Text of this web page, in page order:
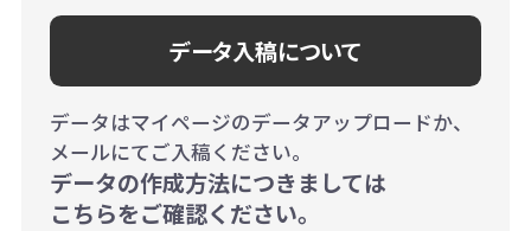
データ入稿について
データはマイページのデータアップロードか、
メールにてご入稿ください。
データの作成方法につきましては
こちらをご確認ください。